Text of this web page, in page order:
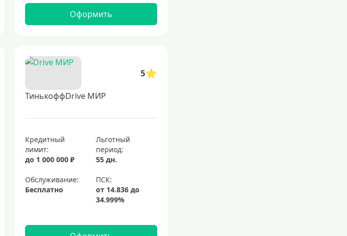
Оформить
5
ТинькоффDrive МИР
Кредитный
лимит:
до 1 000 000 ₽
Льготный
период:
55 дн.
Обслуживание:
Бесплатно